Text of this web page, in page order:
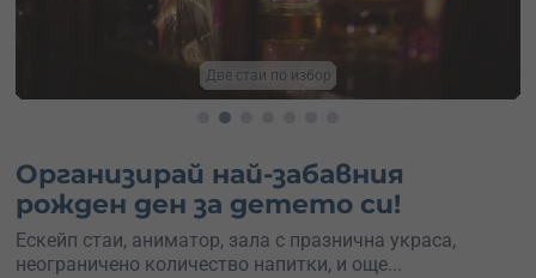
Ескейп стаи в София
Организирай най-забавния
рожден ден за детето си!
Ескейп стаи, аниматор, зала с празнична украса,
неограничено количество напитки, и още...